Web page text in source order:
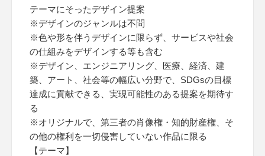
テーマにそったデザイン提案
※デザインのジャンルは不問
※色や形を伴うデザインに限らず、サービスや社会
の仕組みをデザインする等も含む
※デザイン、エンジニアリング、医療、経済、建
築、アート、社会等の幅広い分野で、SDGsの目標
達成に貢献できる、実現可能性のある提案を期待す
る
※オリジナルで、第三者の肖像権・知的財産権、そ
の他の権利を一切侵害していない作品に限る
【テーマ】